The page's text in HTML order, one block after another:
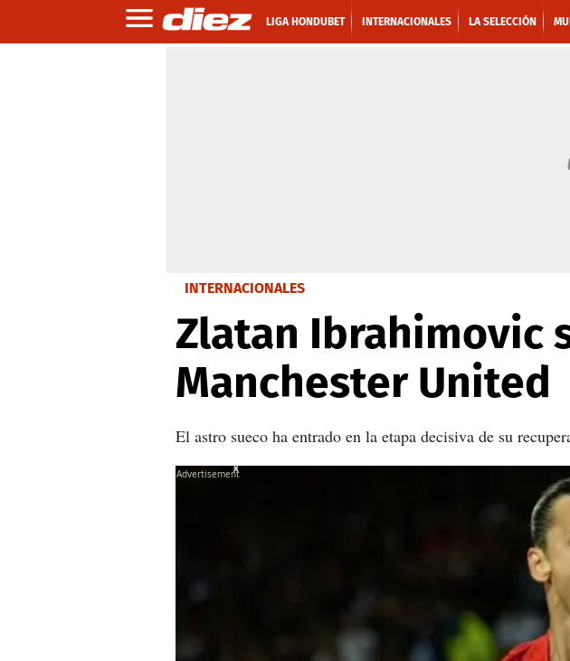
LIGA HONDUBET INTERNACIONALES LA SELECCIÓN
INTERNACIONALES
Zlatan Ibrahimovic
Manchester United
El astro sueco ha entrado en la etapa decisiva de su
X